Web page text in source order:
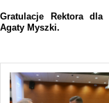
Gratulacje Rektora dla
Agaty Myszki.